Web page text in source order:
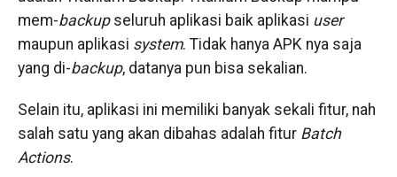
mem­-backup seluruh aplikasi baik aplikasi user
maupun aplikasi system. Tidak hanya APK nya saja
yang di-backup, datanya pun bisa sekalian.
Selain itu, aplikasi ini memiliki banyak sekali fitur, nah
salah satu yang akan dibahas adalah fitur Batch
Actions.